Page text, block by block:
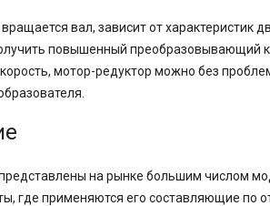
вал, зависит от
повышенный преобразовывающий
мотор-редуктор можно без
на рынке большим числом
где применяются его составляющие по